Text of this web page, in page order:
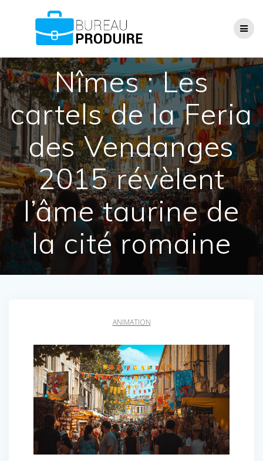
Nîmes : Les
cartels de la Feria
des Vendanges
2015 révèlent
l’âme taurine de
la cité romaine
ANIMATION